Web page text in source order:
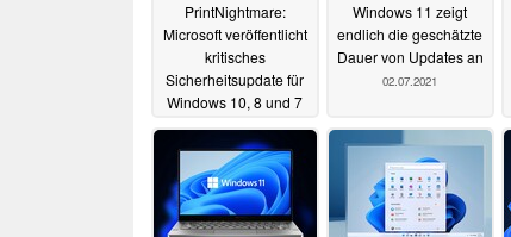
PrintNightmare:
Microsoft veröffentlicht
kritisches
Sicherheitsupdate für
Windows 10, 8 und 7
07.07.2021
Windows 11 zeigt
endlich die geschätzte
Dauer von Updates an
02.07.2021